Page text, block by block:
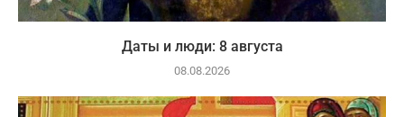
Даты и люди: 8 августа
08.08.2026